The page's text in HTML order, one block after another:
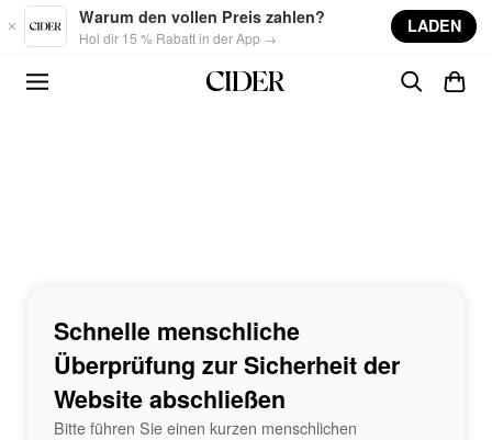
Skip to main content
Warum den vollen Preis zahlen?
Hol dir 15 % Rabatt in der App →
LADEN
Schnelle menschliche
Überprüfung zur Sicherheit der
Website abschließen
Bitte führen Sie einen kurzen menschlichen